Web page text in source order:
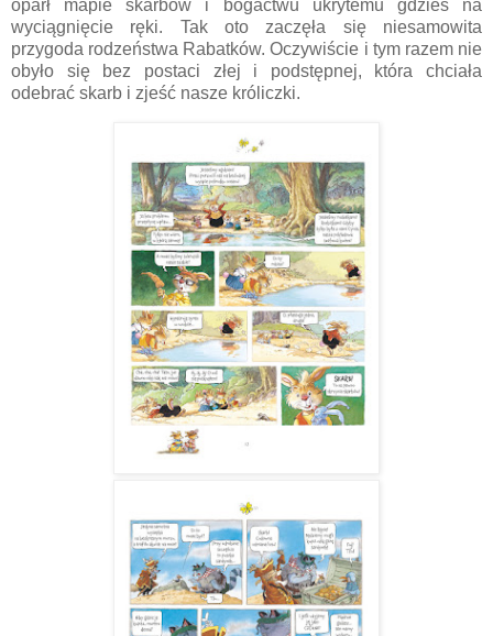
oparł mapie skarbów i bogactwu ukrytemu gdzieś na
wyciągnięcie ręki. Tak oto zaczęła się niesamowita
przygoda rodzeństwa Rabatków. Oczywiście i tym razem nie
obyło się bez postaci złej i podstępnej, która chciała
odebrać skarb i zjeść nasze króliczki.